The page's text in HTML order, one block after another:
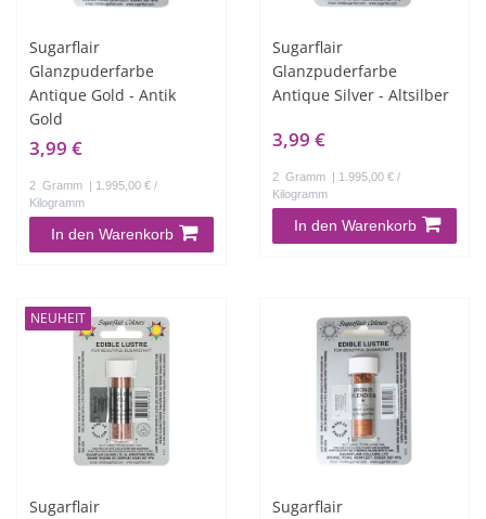
Sugarflair
Glanzpuderfarbe
Antique Gold - Antik
Gold
3,99 €
2 Gramm | 1.995,00 € /
Kilogramm
In den Warenkorb
Sugarflair
Glanzpuderfarbe
Antique Silver - Altsilber
3,99 €
2 Gramm | 1.995,00 € /
Kilogramm
In den Warenkorb
NEUHEIT
Sugarflair
Sugarflair